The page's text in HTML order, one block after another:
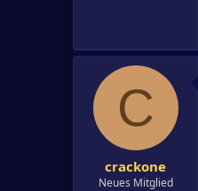
C
crackone
Neues Mitglied